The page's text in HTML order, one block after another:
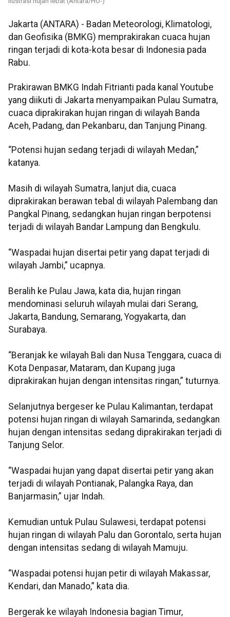
Jakarta (ANTARA) - Badan Meteorologi, Klimatologi,
dan Geofisika (BMKG) memprakirakan cuaca hujan
ringan terjadi di kota-kota besar di Indonesia pada
Rabu.
Prakirawan BMKG Indah Fitrianti pada kanal Youtube
yang diikuti di Jakarta menyampaikan Pulau Sumatra,
cuaca diprakirakan hujan ringan di wilayah Banda
Aceh, Padang, dan Pekanbaru, dan Tanjung Pinang.
“Potensi hujan sedang terjadi di wilayah Medan,”
katanya.
Masih di wilayah Sumatra, lanjut dia, cuaca
diprakirakan berawan tebal di wilayah Palembang dan
Pangkal Pinang, sedangkan hujan ringan berpotensi
terjadi di wilayah Bandar Lampung dan Bengkulu.
“Waspadai hujan disertai petir yang dapat terjadi di
wilayah Jambi,” ucapnya.
Beralih ke Pulau Jawa, kata dia, hujan ringan
mendominasi seluruh wilayah mulai dari Serang,
Jakarta, Bandung, Semarang, Yogyakarta, dan
Surabaya.
“Beranjak ke wilayah Bali dan Nusa Tenggara, cuaca di
Kota Denpasar, Mataram, dan Kupang juga
diprakirakan hujan dengan intensitas ringan,” tuturnya.
Selanjutnya bergeser ke Pulau Kalimantan, terdapat
potensi hujan ringan di wilayah Samarinda, sedangkan
hujan dengan intensitas sedang diprakirakan terjadi di
Tanjung Selor.
“Waspadai hujan yang dapat disertai petir yang akan
terjadi di wilayah Pontianak, Palangka Raya, dan
Banjarmasin,” ujar Indah.
Kemudian untuk Pulau Sulawesi, terdapat potensi
hujan ringan di wilayah Palu dan Gorontalo, serta hujan
dengan intensitas sedang di wilayah Mamuju.
“Waspadai potensi hujan petir di wilayah Makassar,
Kendari, dan Manado,” kata dia.
Bergerak ke wilayah Indonesia bagian Timur,